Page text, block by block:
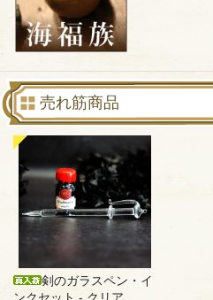
売れ筋商品
剣のガラスペン・イ